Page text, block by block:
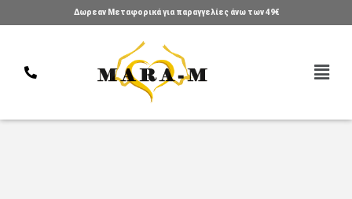
Δωρεαν Μεταφορικά για παραγγελίες άνω των 49€